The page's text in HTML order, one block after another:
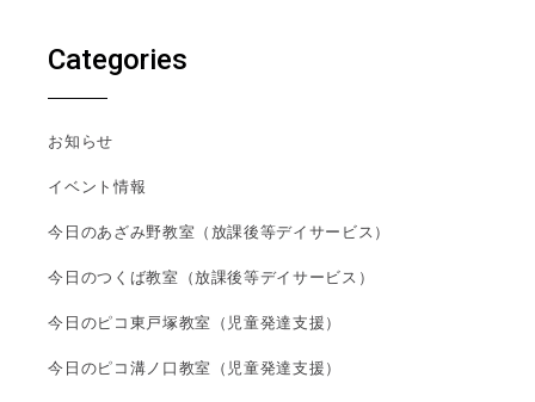
Categories
お知らせ
イベント情報
今日のあざみ野教室（放課後等デイサービス）
今日のつくば教室（放課後等デイサービス）
今日のピコ東戸塚教室（児童発達支援）
今日のピコ溝ノ口教室（児童発達支援）